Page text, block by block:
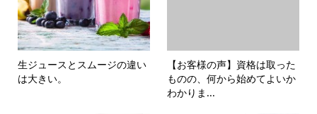
生ジュースとスムージの違い
は大きい。
【お客様の声】資格は取った
ものの、何から始めてよいか
わかりま...